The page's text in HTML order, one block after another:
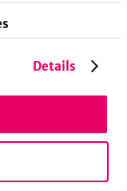
Details
Die sogenannten
wichtig für
diesem
ordentliche